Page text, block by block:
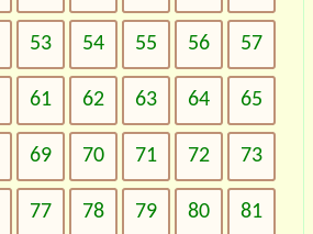
53 54 55 56 57
61 62 63 64 65
69 70 71 72 73
77 78 79 80 81